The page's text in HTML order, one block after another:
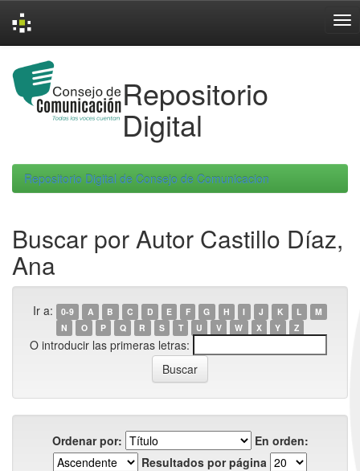
navigation
Repositorio
Digital
Repositorio Digital de Consejo de Comunicacion
Buscar por Autor Castillo Díaz,
Ana
Ir a: 0-9 A B C D E F G H I J K L
M
N
O P Q R S T U V W X Y Z
O introducir las primeras letras:
Ordenar por:
En orden:
Resultados por página